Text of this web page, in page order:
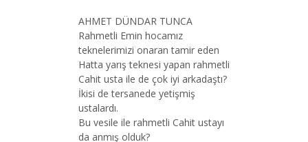
AHMET DÜNDAR TUNCA
Rahmetli Emin hocamız
teknelerimizi onaran tamir eden
Hatta yarış teknesi yapan rahmetli
Cahit usta ile de çok iyi arkadaştı?
İkisi de tersanede yetişmiş
ustalardı.
Bu vesile ile rahmetli Cahit ustayı
da anmış olduk?